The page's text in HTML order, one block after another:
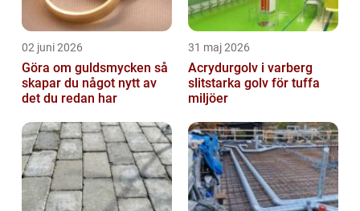
02 juni 2026
Göra om guldsmycken så
skapar du något nytt av
det du redan har
31 maj 2026
Acrydurgolv i varberg
slitstarka golv för tuffa
miljöer